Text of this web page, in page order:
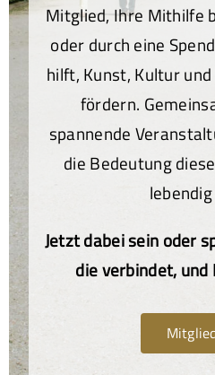
Mitglied, Ihre Mithilfe
oder durch eine
hilft, Kunst, Kultur
fördern.
spannende
die Bedeutung
Jetzt dabei sein oder
die verbindet,